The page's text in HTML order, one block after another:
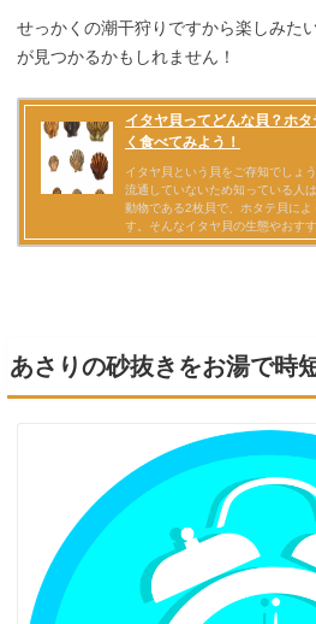
せっかくの潮干狩りですから楽しみた
が見つかるかもしれません！
あさりの砂抜きをお湯で時